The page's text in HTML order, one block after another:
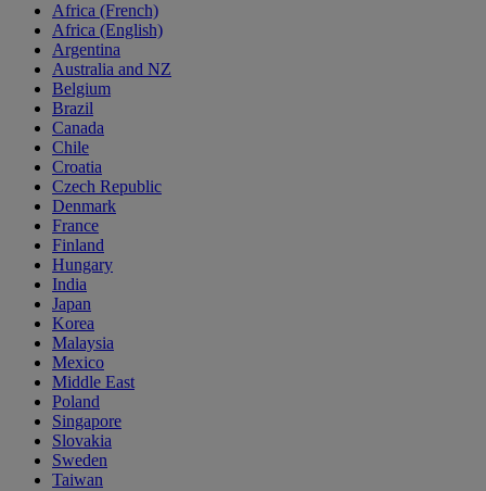
Africa (French)
Africa (English)
Argentina
Australia and NZ
Belgium
Brazil
Canada
Chile
Croatia
Czech Republic
Denmark
France
Finland
Hungary
India
Japan
Korea
Malaysia
Mexico
Middle East
Poland
Singapore
Slovakia
Sweden
Taiwan